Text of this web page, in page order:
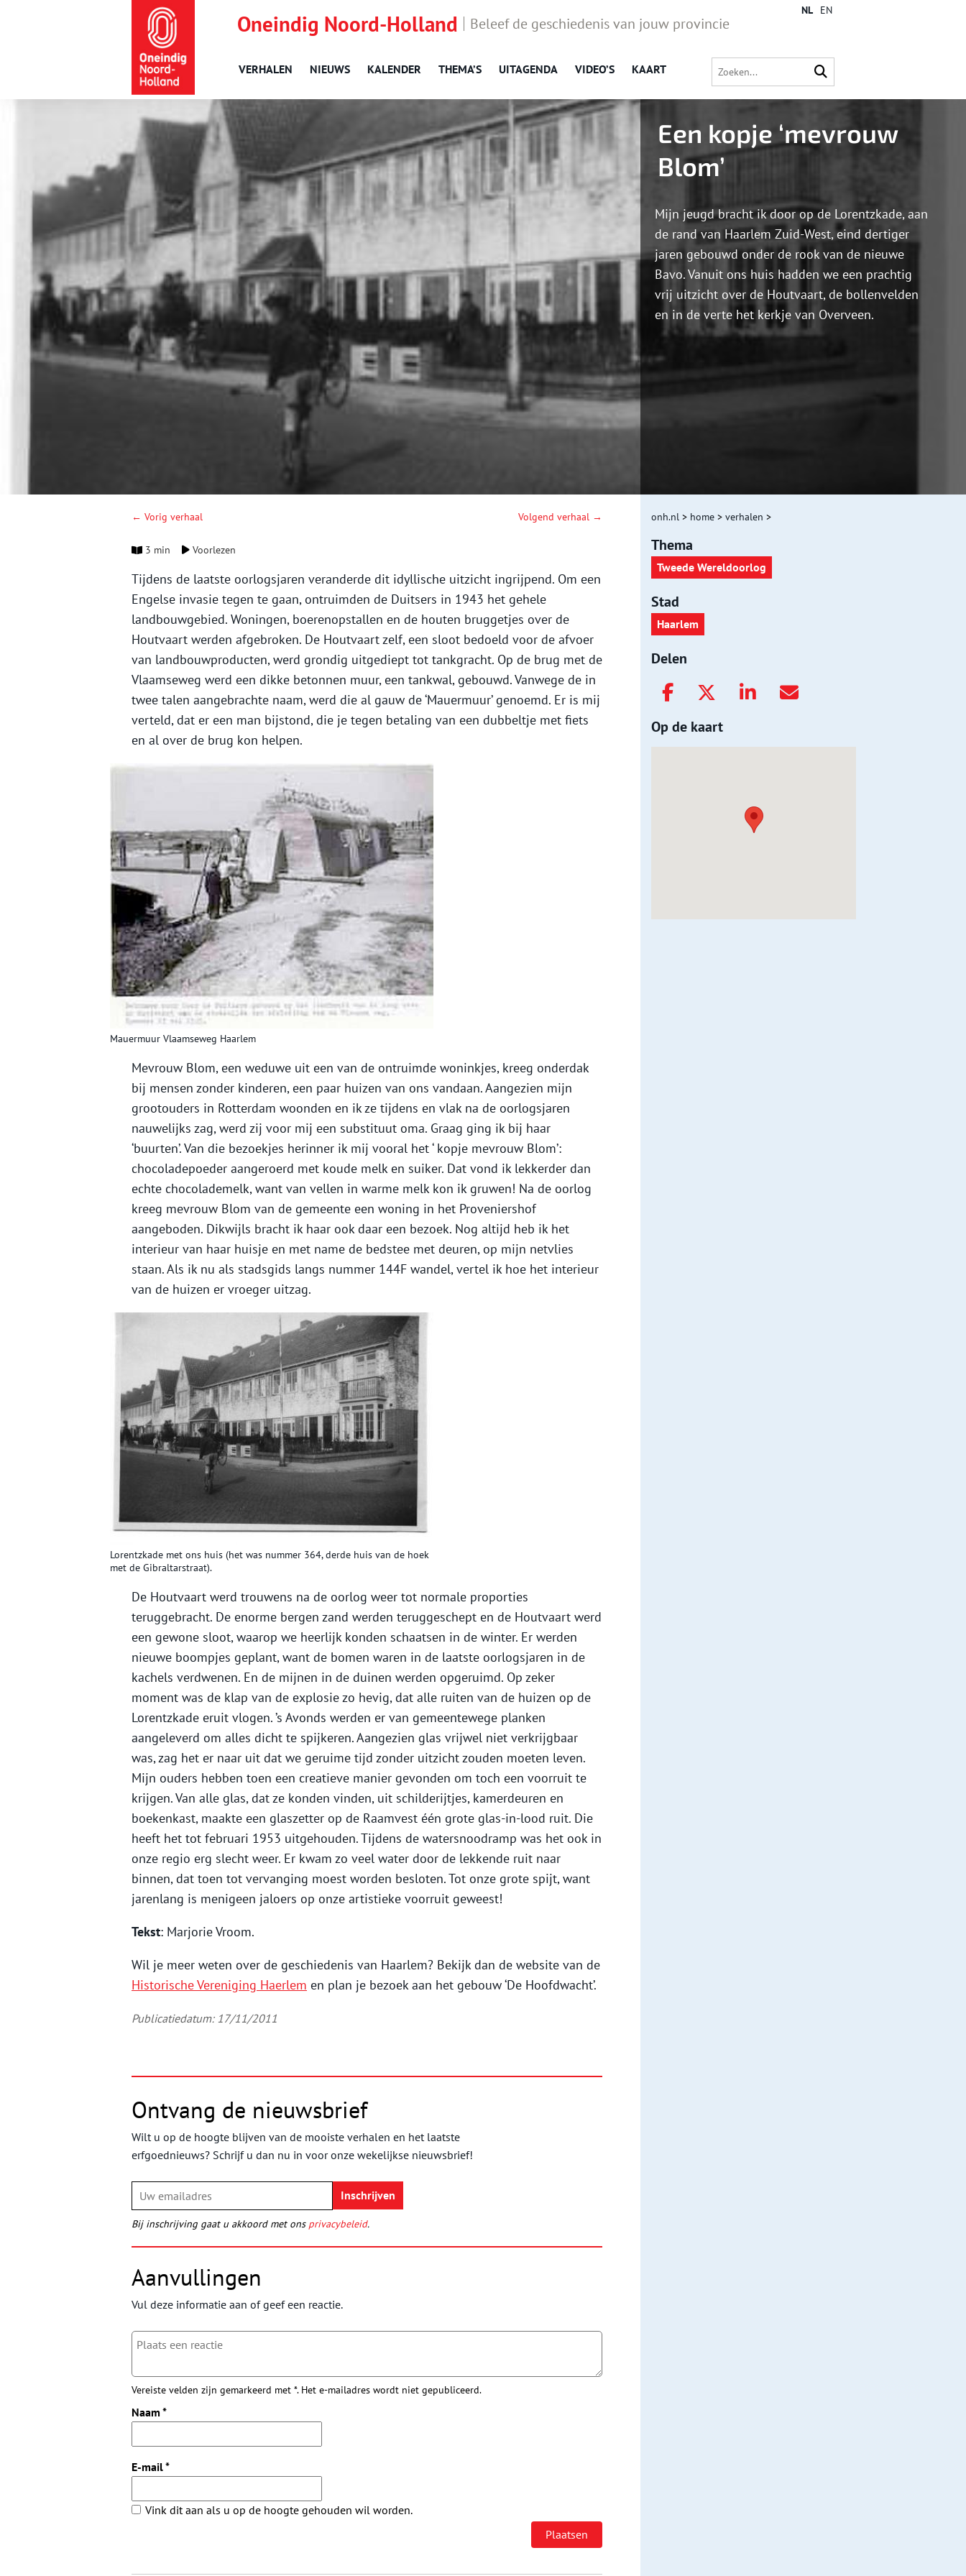
Oneindig Noord-Holland Beleef de geschiedenis van jouw provincie
VERHALEN NIEUWS KALENDER THEMA’S UITAGENDA VIDEO’S KAART
NL EN
Een kopje ‘mevrouw
Blom’
Mijn jeugd bracht ik door op de Lorentzkade, aan
de rand van Haarlem Zuid-West, eind dertiger
jaren gebouwd onder de rook van de nieuwe
Bavo. Vanuit ons huis hadden we een prachtig
vrij uitzicht over de Houtvaart, de bollenvelden
en in de verte het kerkje van Overveen.
← Vorig verhaal Volgend verhaal →
3 min Voorlezen
Tijdens de laatste oorlogsjaren veranderde dit idyllische uitzicht ingrijpend. Om een
Engelse invasie tegen te gaan, ontruimden de Duitsers in 1943 het gehele
landbouwgebied. Woningen, boerenopstallen en de houten bruggetjes over de
Houtvaart werden afgebroken. De Houtvaart zelf, een sloot bedoeld voor de afvoer
van landbouwproducten, werd grondig uitgediept tot tankgracht. Op de brug met de
Vlaamseweg werd een dikke betonnen muur, een tankwal, gebouwd. Vanwege de in
twee talen aangebrachte naam, werd die al gauw de ‘Mauermuur’ genoemd. Er is mij
verteld, dat er een man bijstond, die je tegen betaling van een dubbeltje met fiets
en al over de brug kon helpen.
Mauermuur Vlaamseweg Haarlem
Mevrouw Blom, een weduwe uit een van de ontruimde woninkjes, kreeg onderdak
bij mensen zonder kinderen, een paar huizen van ons vandaan. Aangezien mijn
grootouders in Rotterdam woonden en ik ze tijdens en vlak na de oorlogsjaren
nauwelijks zag, werd zij voor mij een substituut oma. Graag ging ik bij haar
‘buurten’. Van die bezoekjes herinner ik mij vooral het ‘ kopje mevrouw Blom’:
chocoladepoeder aangeroerd met koude melk en suiker. Dat vond ik lekkerder dan
echte chocolademelk, want van vellen in warme melk kon ik gruwen! Na de oorlog
kreeg mevrouw Blom van de gemeente een woning in het Proveniershof
aangeboden. Dikwijls bracht ik haar ook daar een bezoek. Nog altijd heb ik het
interieur van haar huisje en met name de bedstee met deuren, op mijn netvlies
staan. Als ik nu als stadsgids langs nummer 144F wandel, vertel ik hoe het interieur
van de huizen er vroeger uitzag.
Lorentzkade met ons huis (het was nummer 364, derde huis van de hoek
met de Gibraltarstraat).
De Houtvaart werd trouwens na de oorlog weer tot normale proporties
teruggebracht. De enorme bergen zand werden teruggeschept en de Houtvaart werd
een gewone sloot, waarop we heerlijk konden schaatsen in de winter. Er werden
nieuwe boompjes geplant, want de bomen waren in de laatste oorlogsjaren in de
kachels verdwenen. En de mijnen in de duinen werden opgeruimd. Op zeker
moment was de klap van de explosie zo hevig, dat alle ruiten van de huizen op de
Lorentzkade eruit vlogen. ’s Avonds werden er van gemeentewege planken
aangeleverd om alles dicht te spijkeren. Aangezien glas vrijwel niet verkrijgbaar
was, zag het er naar uit dat we geruime tijd zonder uitzicht zouden moeten leven.
Mijn ouders hebben toen een creatieve manier gevonden om toch een voorruit te
krijgen. Van alle glas, dat ze konden vinden, uit schilderijtjes, kamerdeuren en
boekenkast, maakte een glaszetter op de Raamvest één grote glas-in-lood ruit. Die
heeft het tot februari 1953 uitgehouden. Tijdens de watersnoodramp was het ook in
onze regio erg slecht weer. Er kwam zo veel water door de lekkende ruit naar
binnen, dat toen tot vervanging moest worden besloten. Tot onze grote spijt, want
jarenlang is menigeen jaloers op onze artistieke voorruit geweest!
Tekst: Marjorie Vroom.
Wil je meer weten over de geschiedenis van Haarlem? Bekijk dan de website van de
Historische Vereniging Haerlem en plan je bezoek aan het gebouw ‘De Hoofdwacht’.
Publicatiedatum: 17/11/2011
Ontvang de nieuwsbrief
Wilt u op de hoogte blijven van de mooiste verhalen en het laatste
erfgoednieuws? Schrijf u dan nu in voor onze wekelijkse nieuwsbrief!
Bij inschrijving gaat u akkoord met ons privacybeleid.
Aanvullingen
Vul deze informatie aan of geef een reactie.
Vereiste velden zijn gemarkeerd met *. Het e-mailadres wordt niet gepubliceerd.
Naam *
E-mail*
Vink dit aan als u op de hoogte gehouden wil worden.
onh.nl > home > verhalen >
Thema
Tweede Wereldoorlog
Stad
Haarlem
Delen
Op de kaart